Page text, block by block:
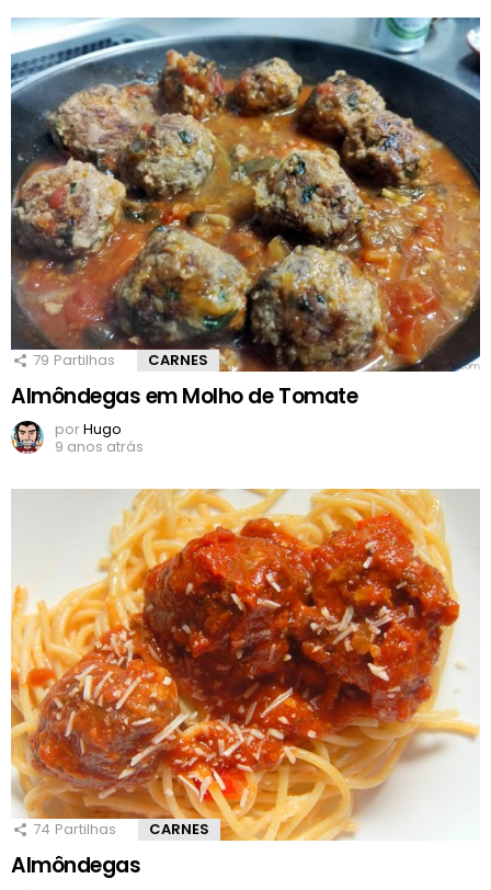
79 Partilhas CARNES
Almôndegas em Molho de Tomate
porHugo
9 anos atrás
74 Partilhas CARNES
Almôndegas